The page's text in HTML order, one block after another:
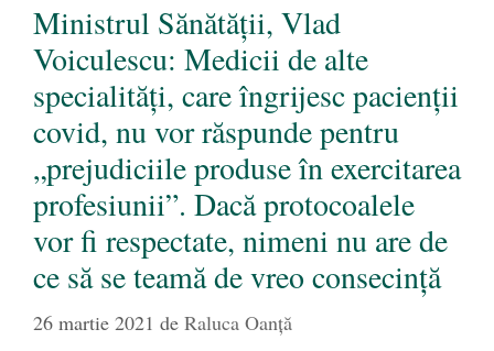
Ministrul Sănătății, Vlad
Voiculescu: Medicii de alte
specialităţi, care îngrijesc pacienții
covid, nu vor răspunde pentru
„prejudiciile produse în exercitarea
profesiunii”. Dacă protocoalele
vor fi respectate, nimeni nu are de
ce să se teamă de vreo consecință
26 martie 2021 de Raluca Oanță